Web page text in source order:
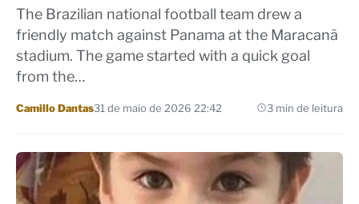
The Brazilian national football team drew a
friendly match against Panama at the Maracanã
stadium. The game started with a quick goal
from the…
Por
Camillo Dantas31 de maio de 2026 22:42 3 min de leitura